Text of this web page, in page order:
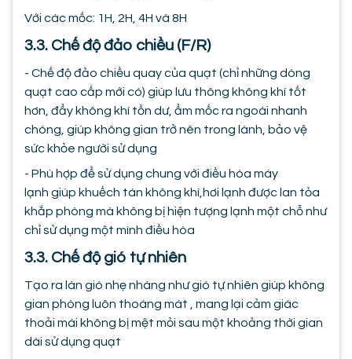
Với các mốc: 1H, 2H, 4H và 8H
3.3. Chế độ đảo chiều (F/R)
- Chế độ đảo chiều quay của quạt (chỉ những dòng
quạt cao cấp mới có) giúp lưu thông không khí tốt
hơn, đẩy không khí tồn dư, ẩm mốc ra ngoài nhanh
chóng, giúp không gian trở nên trong lành, bảo vệ
sức khỏe người sử dụng
- Phù hợp để sử dụng chung với điều hòa máy
lạnh giúp khuếch tán không khí,hơi lạnh được lan tỏa
khắp phòng mà không bị hiện tượng lạnh một chỗ như
chỉ sử dụng một mình điều hòa
3.3. Chế độ gió tự nhiên
Tạo ra làn gió nhẹ nhàng như gió tự nhiên giúp không
gian phòng luôn thoáng mát , mang lại cảm giác
thoải mái không bị mệt mỏi sau một khoảng thời gian
dài sử dụng quạt